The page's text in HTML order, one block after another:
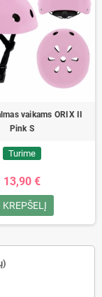
vaikams ORIX II
Pink S
Turime
13,90 €
KREPŠELĮ